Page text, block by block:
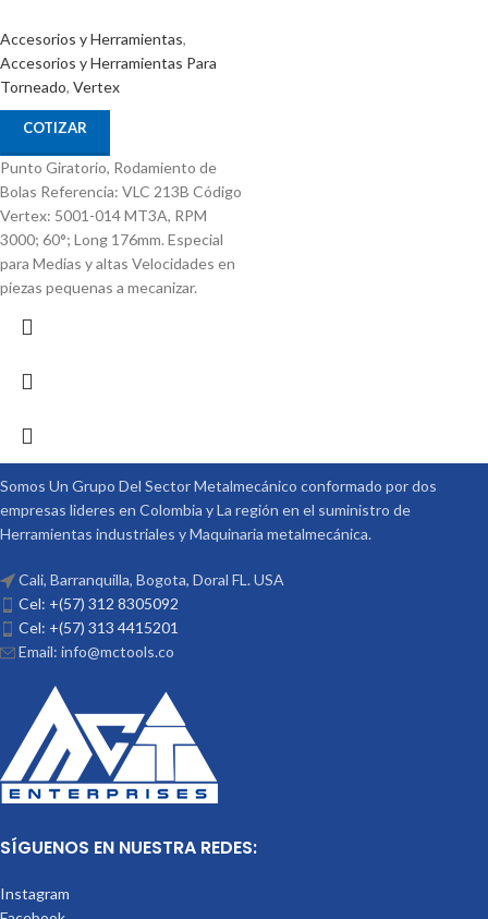
Accesorios y Herramientas,
Accesorios y Herramientas Para
Torneado, Vertex
COTIZAR
Punto Giratorio, Rodamiento de
Bolas Referencia: VLC 213B Código
Vertex: 5001-014 MT3A, RPM
3000; 60°; Long 176mm. Especial
para Medias y altas Velocidades en
piezas pequenas a mecanizar.
Somos Un Grupo Del Sector Metalmecánico conformado por dos
empresas lideres en Colombia y La región en el suministro de
Herramientas industriales y Maquinaria metalmecánica.
Cali, Barranquilla, Bogota, Doral FL. USA
Cel: +(57) 312 8305092
Cel: +(57) 313 4415201
Email: info@mctools.co
SÍGUENOS EN NUESTRA REDES:
Instagram